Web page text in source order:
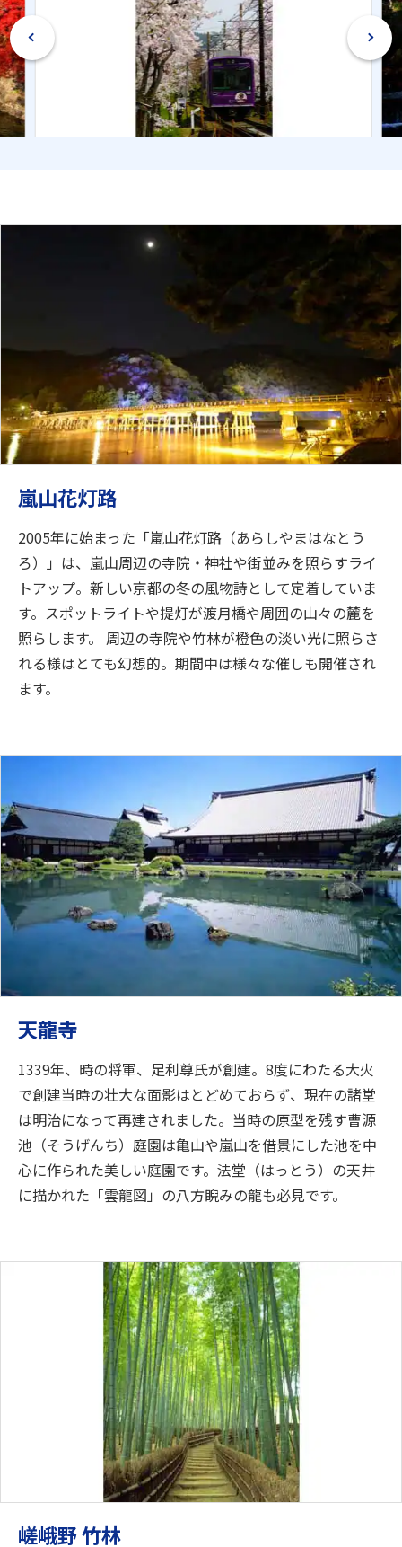
嵐山花灯路
2005年に始まった「嵐山花灯路（あらしやまはなとう
ろ）」は、嵐山周辺の寺院・神社や街並みを照らすライ
トアップ。新しい京都の冬の風物詩として定着していま
す。スポットライトや提灯が渡月橋や周囲の山々の麓を
照らします。 周辺の寺院や竹林が橙色の淡い光に照らさ
れる様はとても幻想的。期間中は様々な催しも開催され
ます。
天龍寺
1339年、時の将軍、足利尊氏が創建。8度にわたる大火
で創建当時の壮大な面影はとどめておらず、現在の諸堂
は明治になって再建されました。当時の原型を残す曹源
池（そうげんち）庭園は亀山や嵐山を借景にした池を中
心に作られた美しい庭園です。法堂（はっとう）の天井
に描かれた「雲龍図」の八方睨みの龍も必見です。
嵯峨野 竹林